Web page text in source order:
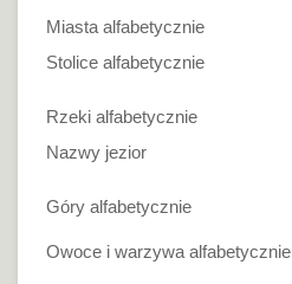
Miasta alfabetycznie
Stolice alfabetycznie
Rzeki alfabetycznie
Nazwy jezior
Góry alfabetycznie
Owoce i warzywa alfabetycznie